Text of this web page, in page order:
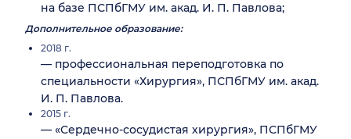
на базе ПСПбГМУ им. акад. И. П. Павлова;
Дополнительное образование:
2018 г.
— профессиональная переподготовка по
специальности «Хирургия», ПСПбГМУ им. акад.
И. П. Павлова.
2015 г.
— «Сердечно-сосудистая хирургия», ПСПбГМУ